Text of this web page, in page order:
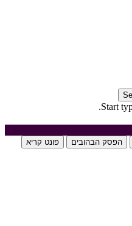
Start
הפסק הבהובים
פונט קריא